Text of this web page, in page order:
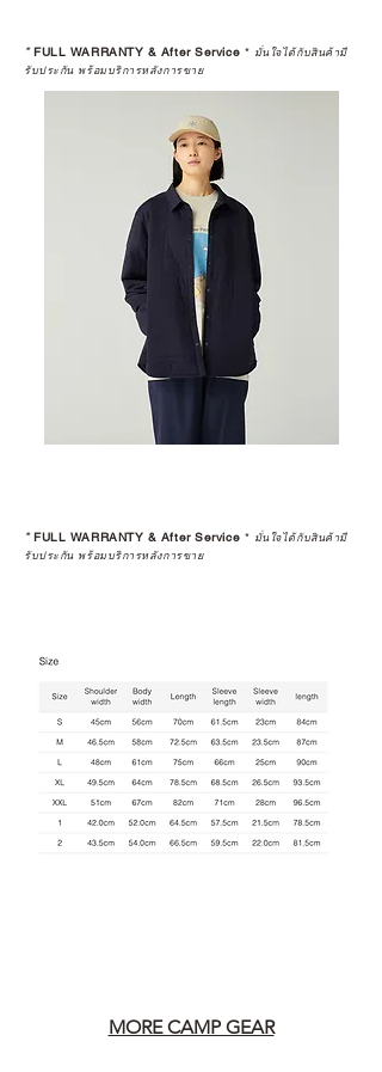
*FULL WARRANTY & After Service * มั่นใจได้กับสินค้ามี
รับประกัน พร้อมบริการหลังการขาย
*FULL WARRANTY & After Service * มั่นใจได้กับสินค้ามี
รับประกัน พร้อมบริการหลังการขาย
MORE CAMP GEAR